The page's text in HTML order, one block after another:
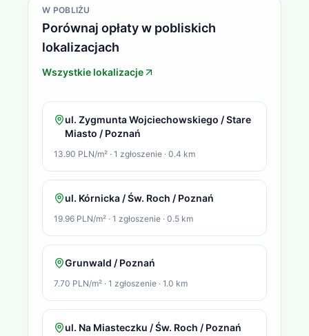
W POBLIŻU
Porównaj opłaty w pobliskich
lokalizacjach
Wszystkie lokalizacje
ul. Zygmunta Wojciechowskiego / Stare
Miasto / Poznań
13.90 PLN/m² · 1 zgłoszenie · 0.4 km
ul. Kórnicka / Św. Roch / Poznań
19.96 PLN/m² · 1 zgłoszenie · 0.5 km
Grunwald / Poznań
7.70 PLN/m² · 1 zgłoszenie · 1.0 km
ul. Na Miasteczku / Św. Roch / Poznań